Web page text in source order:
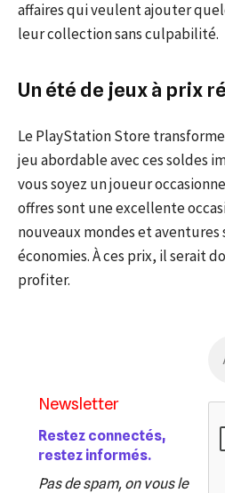
affaires qui veulent ajouter
leur collection sans culpabilité.
Un été de jeux à prix
Le PlayStation Store
jeu abordable avec ces soldes
vous soyez un joueur
offres sont une excellente
nouveaux mondes et aventures
économies. À ces prix, il serait
profiter.
Newsletter
Restez connectés,
restez informés.
Pas de spam, on vous le